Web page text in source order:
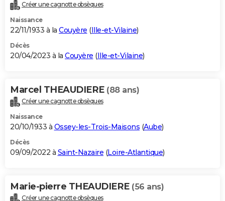
Créer une cagnotte obsèques
Naissance
22/11/1933 à la Couyère (Ille-et-Vilaine)
Décès
20/04/2023 à la Couyère (Ille-et-Vilaine)
Marcel THEAUDIERE (88 ans)
Créer une cagnotte obsèques
Naissance
20/10/1933 à Ossey-les-Trois-Maisons (Aube)
Décès
09/09/2022 à Saint-Nazaire (Loire-Atlantique)
Marie-pierre THEAUDIERE (56 ans)
Créer une cagnotte obsèques